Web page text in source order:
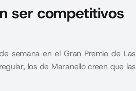
ser competitivos
semana en el Gran Premio de Las
los de Maranello creen que las